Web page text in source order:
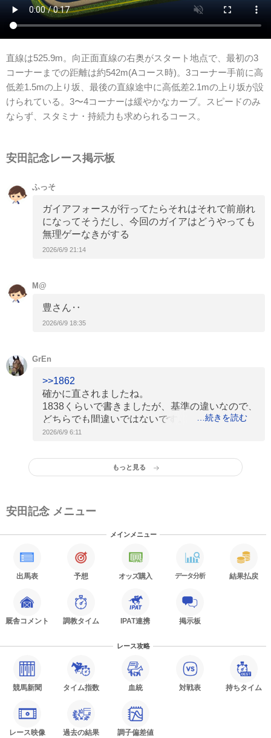
直線は525.9m。向正面直線の右奥がスタート地点で、最初の3
コーナーまでの距離は約542m(Aコース時)。3コーナー手前に高
低差1.5mの上り坂、最後の直線途中に高低差2.1mの上り坂が設
けられている。3〜4コーナーは緩やかなカーブ。スピードのみ
ならず、スタミナ・持続力も求められるコース。
安田記念レース掲示板
ふっそ
ガイアフォースが行ってたらそれはそれで前崩れ
になってそうだし、今回のガイアはどうやっても
無理ゲーなきがする
2026/6/9 21:14
M@
豊さん‥
2026/6/9 18:35
GrEn
>>1862
確かに直されましたね。
1838くらいで書きましたが、基準の違いなので、
どちらでも間違いではないです。
個人的にはもう少し明確にしてほしい感はありま
2着馬の着差が同着なのもどうかと思いますし。
続きを読む
2026/6/9 6:11
もっと見る
安田記念 メニュー
メインメニュー
出馬表 予想 オッズ購入 データ分析 結果払戻
厩舎コメント 調教タイム IPAT連携 掲示板
レース攻略
競馬新聞 タイム指数 血統 対戦表 持ちタイム
レース映像 過去の結果 調子偏差値